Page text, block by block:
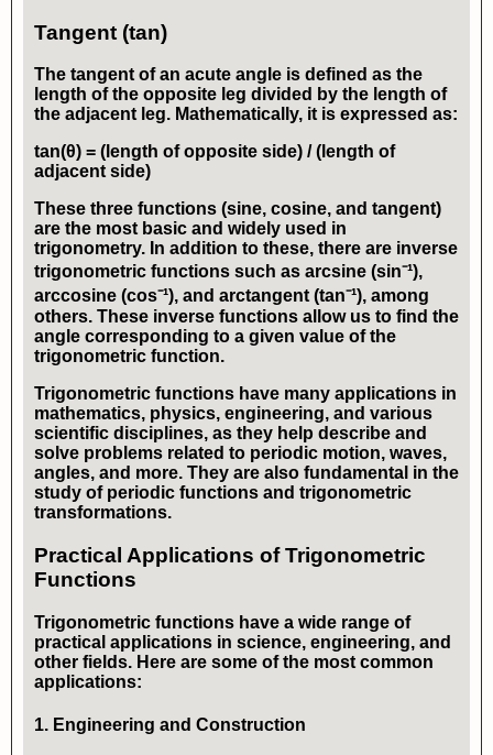
Tangent (tan)
The tangent of an acute angle is defined as the
length of the opposite leg divided by the length of
the adjacent leg. Mathematically, it is expressed as:
tan(θ) = (length of opposite side) / (length of
adjacent side)
These three functions (sine, cosine, and tangent)
are the most basic and widely used in
trigonometry. In addition to these, there are inverse
trigonometric functions such as arcsine (sin⁻¹),
arccosine (cos⁻¹), and arctangent (tan⁻¹), among
others. These inverse functions allow us to find the
angle corresponding to a given value of the
trigonometric function.
Trigonometric functions have many applications in
mathematics, physics, engineering, and various
scientific disciplines, as they help describe and
solve problems related to periodic motion, waves,
angles, and more. They are also fundamental in the
study of periodic functions and trigonometric
transformations.
Practical Applications of Trigonometric
Functions
Trigonometric functions have a wide range of
practical applications in science, engineering, and
other fields. Here are some of the most common
applications:
1. Engineering and Construction